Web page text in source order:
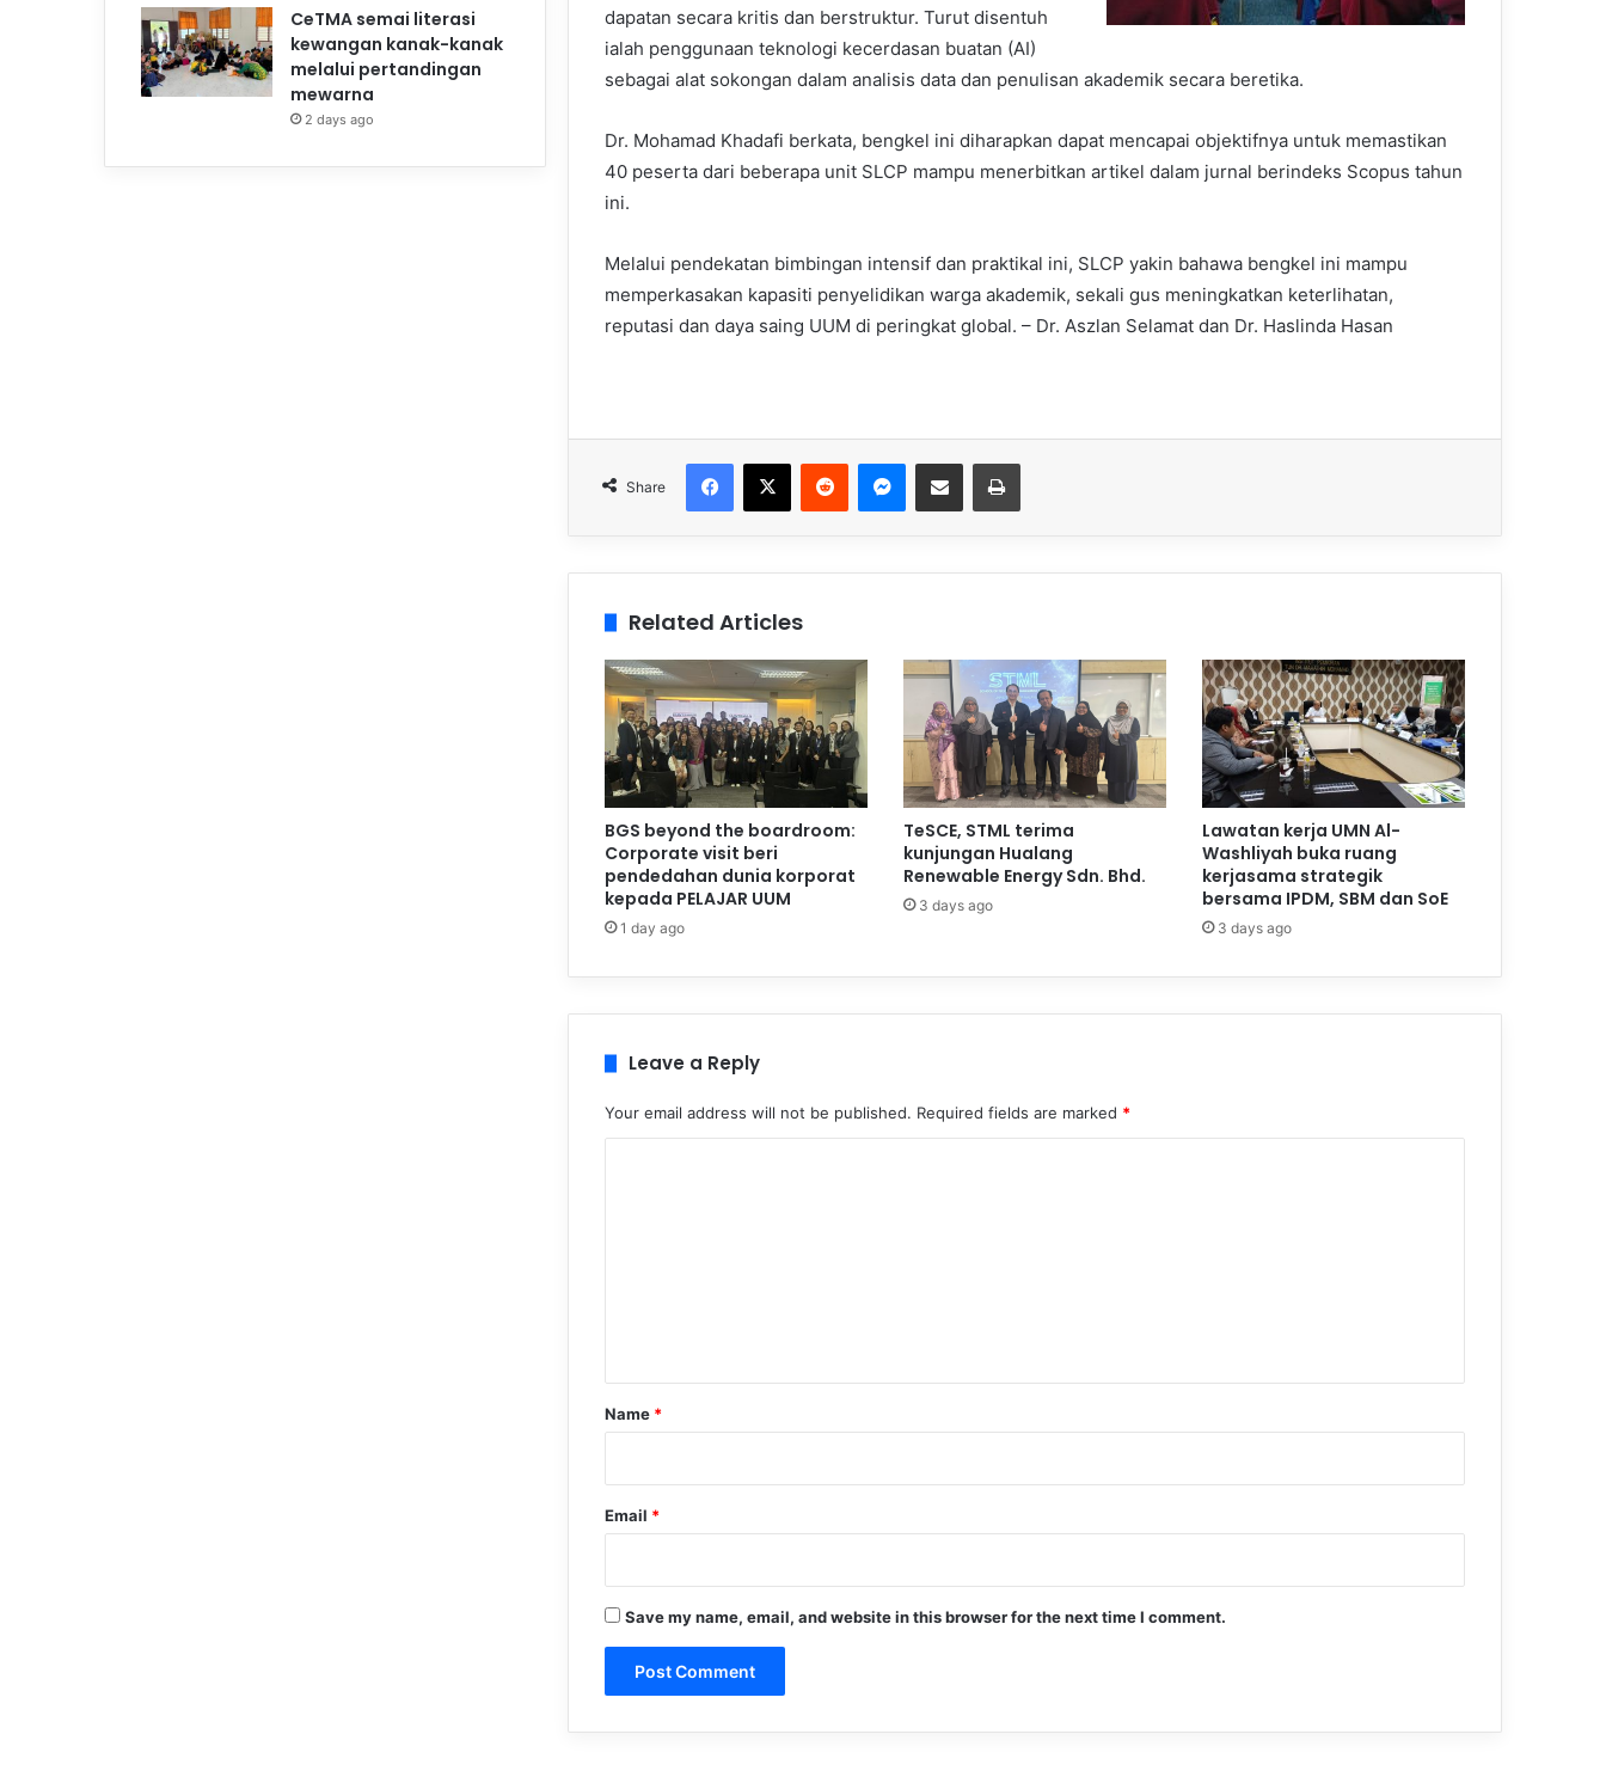
dapatan secara kritis dan berstruktur. Turut disentuh
ialah penggunaan teknologi kecerdasan buatan (AI)
sebagai alat sokongan dalam analisis data dan penulisan akademik secara beretika.
Dr. Mohamad Khadafi berkata, bengkel ini diharapkan dapat mencapai objektifnya untuk memastikan
40 peserta dari beberapa unit SLCP mampu menerbitkan artikel dalam jurnal berindeks Scopus tahun
ini.
Melalui pendekatan bimbingan intensif dan praktikal ini, SLCP yakin bahawa bengkel ini mampu
memperkasakan kapasiti penyelidikan warga akademik, sekali gus meningkatkan keterlihatan,
reputasi dan daya saing UUM di peringkat global. – Dr. Aszlan Selamat dan Dr. Haslinda Hasan
Share
Related Articles
BGS beyond the boardroom:
Corporate visit beri
pendedahan dunia korporat
kepada PELAJAR UUM
1 day ago
TeSCE, STML terima
kunjungan Hualang
Renewable Energy Sdn. Bhd.
3 days ago
Lawatan kerja UMN Al-
Washliyah buka ruang
kerjasama strategik
bersama IPDM, SBM dan SoE
3 days ago
Leave a Reply
Your email address will not be published. Required fields are marked *
*
Name *
Email *
Save my name, email, and website in this browser for the next time I comment.
CeTMA semai literasi
kewangan kanak-kanak
melalui pertandingan
mewarna
2 days ago